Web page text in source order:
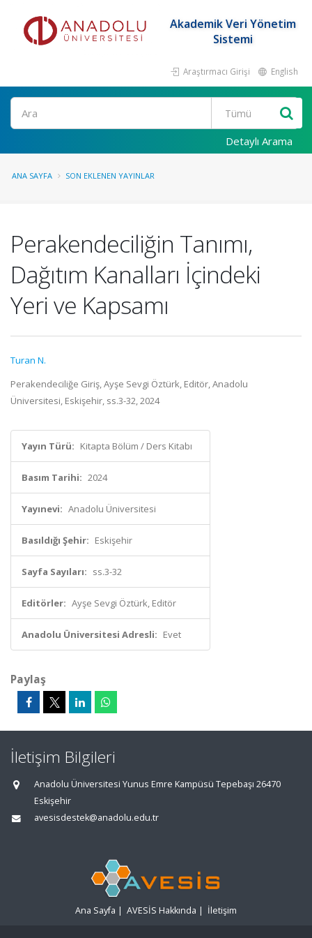
Akademik Veri Yönetim
Sistemi
Araştırmacı Girişi English
Ara
Detaylı Arama
ANA SAYFA SON EKLENEN YAYINLAR
Perakendeciliğin Tanımı,
Dağıtım Kanalları İçindeki
Yeri ve Kapsamı
Turan N.
Perakendeciliğe Giriş, Ayşe Sevgi Öztürk, Editör, Anadolu
Üniversitesi, Eskişehir, ss.3-32, 2024
Yayın Türü: Kitapta Bölüm / Ders Kitabı
Basım Tarihi: 2024
Yayınevi: Anadolu Üniversitesi
Basıldığı Şehir: Eskişehir
Sayfa Sayıları: ss.3-32
Editörler: Ayşe Sevgi Öztürk, Editör
Anadolu Üniversitesi Adresli: Evet
Paylaş
İletişim Bilgileri
Anadolu Üniversitesi Yunus Emre Kampüsü Tepebaşı 26470
Eskişehir
avesisdestek@anadolu.edu.tr
Ana Sayfa | AVESİS Hakkında | İletişim